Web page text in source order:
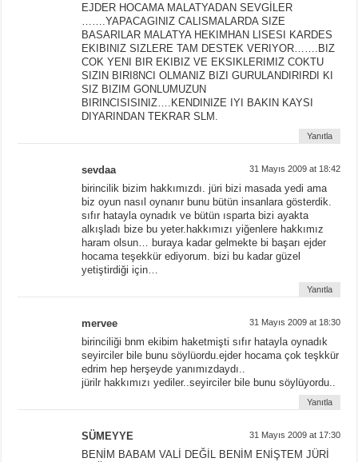
EJDER HOCAMA MALATYADAN SEVGİLER
…….YAPACAGINIZ CALISMALARDA SIZE
BASARILAR MALATYA HEKIMHAN LISESI KARDES
EKIBINIZ SIZLERE TAM DESTEK VERIYOR…….BIZ
COK YENI BIR EKIBIZ VE EKSIKLERIMIZ COKTU
SIZIN BIRI8NCI OLMANIZ BIZI GURULANDIRIRDI KI
SIZ BIZIM GONLUMUZUN
BIRINCISISINIZ….KENDINIZE IYI BAKIN KAYSI
DIYARINDAN TEKRAR SLM.
Yanıtla
sevdaa 31 Mayıs 2009 at 18:42
birincilik bizim hakkımızdı. jüri bizi masada yedi ama
biz oyun nasıl oynanır bunu bütün insanlara gösterdik.
sıfır hatayla oynadık ve bütün ısparta bizi ayakta
alkışladı bize bu yeter.hakkımızı yiğenlere hakkımız
haram olsun… buraya kadar gelmekte bi başarı ejder
hocama teşekkür ediyorum. bizi bu kadar güzel
yetiştirdiği için…
Yanıtla
mervee 31 Mayıs 2009 at 18:30
birinciliği bnm ekibim haketmişti sıfır hatayla oynadık
seyirciler bile bunu söylüordu.ejder hocama çok teşkkür
edrim hep herşeyde yanımızdaydı..
jürilr hakkımızı yediler..seyirciler bile bunu söylüyordu..
Yanıtla
SÜMEYYE 31 Mayıs 2009 at 17:30
BENİM BABAM VALİ DEĞİL BENİM ENİŞTEM JÜRİ